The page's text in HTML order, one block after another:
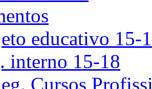
educativo 15-
interno 15-18
Cursos